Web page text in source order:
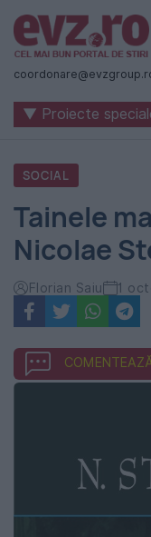
Știri
naționale
internaționale
România
Evenimentul
Zilei
▼ Proiecte
SOCIAL
Tainele
Nicolae
Florian Saiu 1